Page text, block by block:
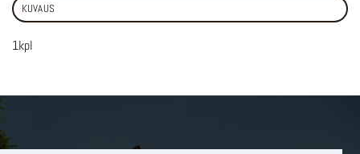
KUVAUS
1kpl